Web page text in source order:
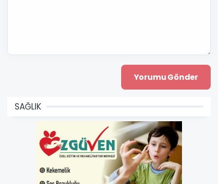
SAĞLIK